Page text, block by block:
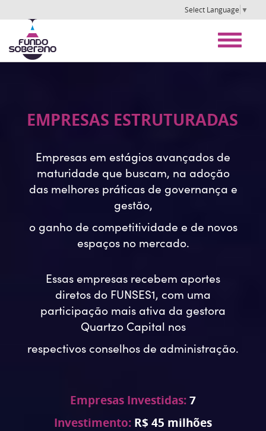
Select Language ▼
EMPRESAS ESTRUTURADAS
Empresas em estágios avançados de
maturidade que buscam, na adoção
das melhores práticas de governança e
gestão,
o ganho de competitividade e de novos
espaços no mercado.
Essas empresas recebem aportes
diretos do FUNSES1, com uma
participação mais ativa da gestora
Quartzo Capital nos
respectivos conselhos de administração.
Empresas Investidas:7
Investimento: R$ 45 milhões